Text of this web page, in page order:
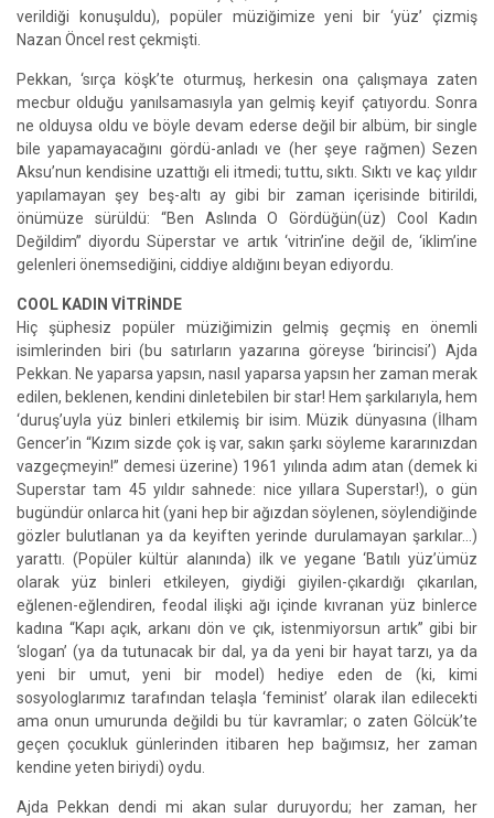
verildiği konuşuldu), popüler müziğimize yeni bir ‘yüz’ çizmiş
Nazan Öncel rest çekmişti.
Pekkan, ‘sırça köşk’te oturmuş, herkesin ona çalışmaya zaten
mecbur olduğu yanılsamasıyla yan gelmiş keyif çatıyordu. Sonra
ne olduysa oldu ve böyle devam ederse değil bir albüm, bir single
bile yapamayacağını gördü-anladı ve (her şeye rağmen) Sezen
Aksu’nun kendisine uzattığı eli itmedi; tuttu, sıktı. Sıktı ve kaç yıldır
yapılamayan şey beş-altı ay gibi bir zaman içerisinde bitirildi,
önümüze sürüldü: “Ben Aslında O Gördüğün(üz) Cool Kadın
Değildim” diyordu Süperstar ve artık ‘vitrin’ine değil de, ‘iklim’ine
gelenleri önemsediğini, ciddiye aldığını beyan ediyordu.
COOL KADIN VİTRİNDE
Hiç şüphesiz popüler müziğimizin gelmiş geçmiş en önemli
isimlerinden biri (bu satırların yazarına göreyse ‘birincisi’) Ajda
Pekkan. Ne yaparsa yapsın, nasıl yaparsa yapsın her zaman merak
edilen, beklenen, kendini dinletebilen bir star! Hem şarkılarıyla, hem
‘duruş’uyla yüz binleri etkilemiş bir isim. Müzik dünyasına (İlham
Gencer’in “Kızım sizde çok iş var, sakın şarkı söyleme kararınızdan
vazgeçmeyin!” demesi üzerine) 1961 yılında adım atan (demek ki
Superstar tam 45 yıldır sahnede: nice yıllara Superstar!), o gün
bugündür onlarca hit (yani hep bir ağızdan söylenen, söylendiğinde
gözler bulutlanan ya da keyiften yerinde durulamayan şarkılar…)
yarattı. (Popüler kültür alanında) ilk ve yegane ‘Batılı yüz’ümüz
olarak yüz binleri etkileyen, giydiği giyilen-çıkardığı çıkarılan,
eğlenen-eğlendiren, feodal ilişki ağı içinde kıvranan yüz binlerce
kadına “Kapı açık, arkanı dön ve çık, istenmiyorsun artık” gibi bir
‘slogan’ (ya da tutunacak bir dal, ya da yeni bir hayat tarzı, ya da
yeni bir umut, yeni bir model) hediye eden de (ki, kimi
sosyologlarımız tarafından telaşla ‘feminist’ olarak ilan edilecekti
ama onun umurunda değildi bu tür kavramlar; o zaten Gölcük’te
geçen çocukluk günlerinden itibaren hep bağımsız, her zaman
kendine yeten biriydi) oydu.
Ajda Pekkan dendi mi akan sular duruyordu; her zaman, her